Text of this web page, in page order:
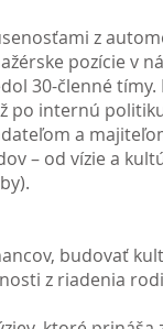
z
pozície v
30-členné
po internú
a
– od vízie a
budovať
z riadenia